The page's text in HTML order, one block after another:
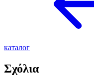
каталог
Σχόλια